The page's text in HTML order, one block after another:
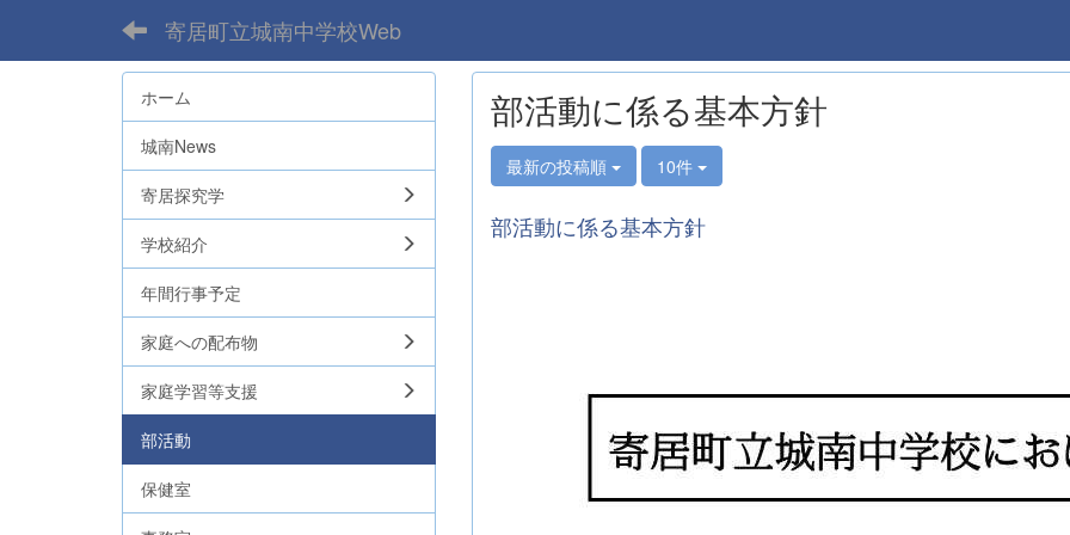
寄居町立城南中学校Web
部活動に係る基本方針
最新の投稿順 10件
部活動に係る基本方針
ホーム
城南News
寄居探究学
学校紹介
年間行事予定
家庭への配布物
家庭学習等支援
部活動
保健室